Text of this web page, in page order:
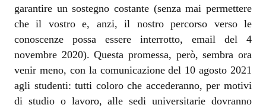
garantire un sostegno costante (senza mai permettere
che il vostro e, anzi, il nostro percorso verso le
conoscenze possa essere interrotto, email del 4
novembre 2020). Questa promessa, però, sembra ora
venir meno, con la comunicazione del 10 agosto 2021
agli studenti: tutti coloro che accederanno, per motivi
di studio o lavoro, alle sedi universitarie dovranno